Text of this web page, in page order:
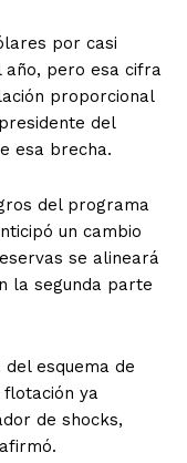
por casi
año, pero esa cifra
proporcional
del
esa brecha.
del programa
un cambio
se alineará
la segunda parte
esquema de
ya
de shocks,